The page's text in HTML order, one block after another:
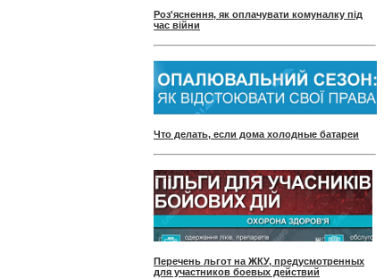
Роз'яснення, як оплачувати комуналку під
час війни
Что делать, если дома холодные батареи
Перечень льгот на ЖКУ, предусмотренных
для участников боевых действий